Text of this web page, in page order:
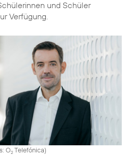
und Schüler
Verfügung.
O2Telefónica)